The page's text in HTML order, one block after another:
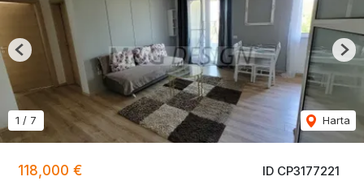
ID CP3177221
118,000 €
1 / 7 Harta
Previous